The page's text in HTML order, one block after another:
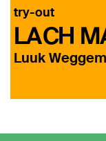
LACH
Luuk
try-out